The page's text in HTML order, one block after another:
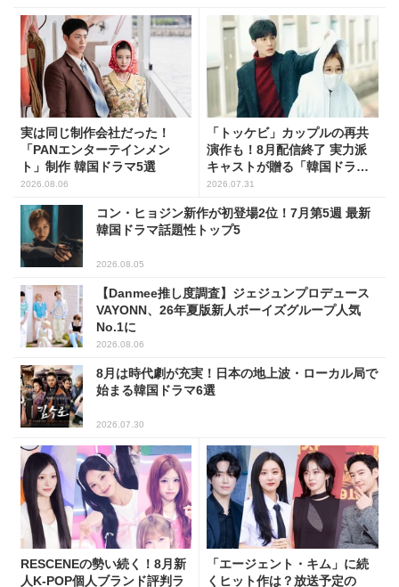
実は同じ制作会社だった！
「PANエンターテインメン
ト」制作 韓国ドラマ5選
2026.08.06
「トッケビ」カップルの再共
演作も！8月配信終了 実力派
キャストが贈る「韓国ドラ
マ」5選
2026.07.31
コン・ヒョジン新作が初登場2位！7月第5週 最新
韓国ドラマ話題性トップ5
2026.08.05
【Danmee推し度調査】ジェジュンプロデュース
VAYONN、26年夏版新人ボーイズグループ人気
No.1に
2026.08.06
8月は時代劇が充実！日本の地上波・ローカル局で
始まる韓国ドラマ6選
2026.07.30
RESCENEの勢い続く！8月新
人K-POP個人ブランド評判ラ
「エージェント・キム」に続
くヒット作は？放送予定の